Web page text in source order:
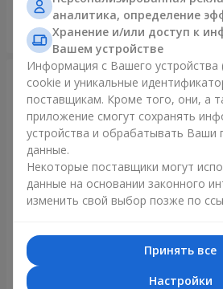
Заказать
Букет в упаковке "21
красная роза!"
2 074 грн
роз!"
аналитика, определение
Хранение и/или доступ к
Вашем устройстве
Информация с Вашего
cookie и уникальные
поставщикам. Кроме того, они, а
приложение смогут сохранять
устройства и обрабатывать Ваши
данные.
Некоторые поставщики могут
данные на основании законного
изменить свой выбор позже по
Принять все
Настройки